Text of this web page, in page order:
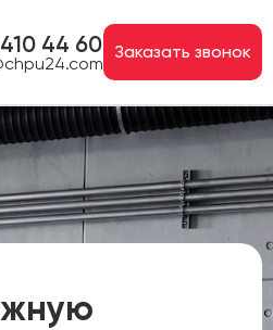
44 60 Заказать звонок